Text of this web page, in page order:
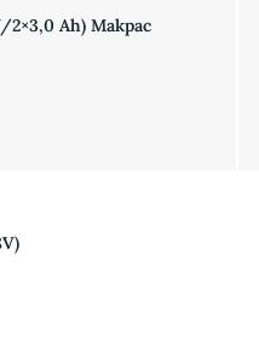
2×3,0 Ah) Makpac